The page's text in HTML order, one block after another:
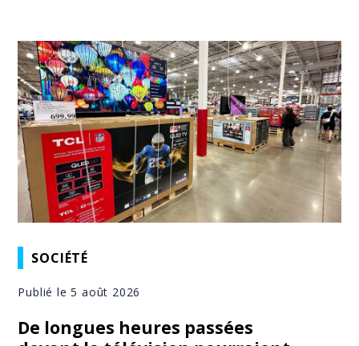
SOCIÉTÉ
Publié le 5 août 2026
De longues heures passées